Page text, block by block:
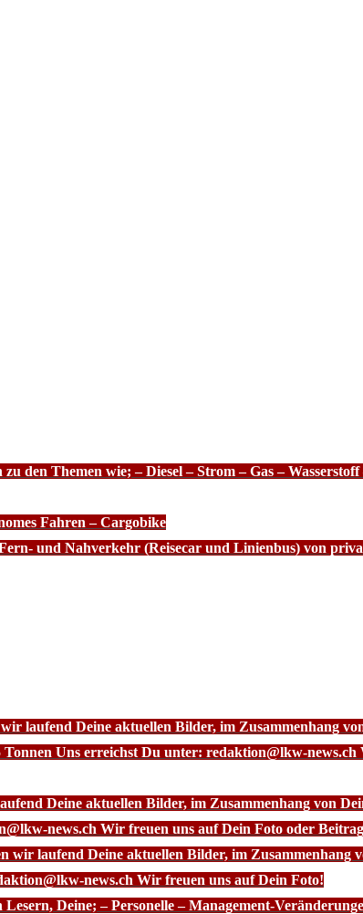
den Themen wie; – Diesel – Strom – Gas –
Fahren – Cargobike
und Nahverkehr (Reisecar und Linienbus) von
laufend Deine aktuellen Bilder, im Zusammenhang
Uns erreichst Du unter: redaktion@lkw-
Deine aktuellen Bilder, im Zusammenhang von
news.ch Wir freuen uns auf Dein Foto oder
wir laufend Deine aktuellen Bilder, im
news.ch Wir freuen uns auf Dein Foto!
Lesern, Deine; – Personelle – Management-